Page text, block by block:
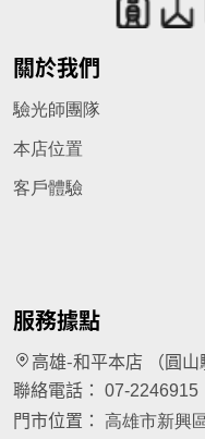
關於我們
驗光師團隊
本店位置
客戶體驗
服務據點
高雄-和平本店 （圓山
聯絡電話：
07-2246915
門市位置： 高雄市新興